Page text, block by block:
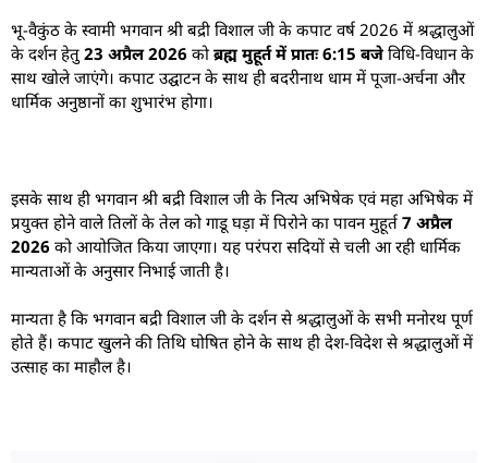
भू-वैकुंठ के स्वामी भगवान श्री बद्री विशाल जी के कपाट वर्ष 2026 में श्रद्धालुओं
के दर्शन हेतु 23 अप्रैल 2026 को ब्रह्म मुहूर्त में प्रातः 6:15 बजे विधि-विधान के
साथ खोले जाएंगे। कपाट उद्घाटन के साथ ही बदरीनाथ धाम में पूजा-अर्चना और
धार्मिक अनुष्ठानों का शुभारंभ होगा।
इसके साथ ही भगवान श्री बद्री विशाल जी के नित्य अभिषेक एवं महा अभिषेक में
प्रयुक्त होने वाले तिलों के तेल को गाडू घड़ा में पिरोने का पावन मुहूर्त 7 अप्रैल
2026 को आयोजित किया जाएगा। यह परंपरा सदियों से चली आ रही धार्मिक
मान्यताओं के अनुसार निभाई जाती है।
मान्यता है कि भगवान बद्री विशाल जी के दर्शन से श्रद्धालुओं के सभी मनोरथ पूर्ण
होते हैं। कपाट खुलने की तिथि घोषित होने के साथ ही देश-विदेश से श्रद्धालुओं में
उत्साह का माहौल है।